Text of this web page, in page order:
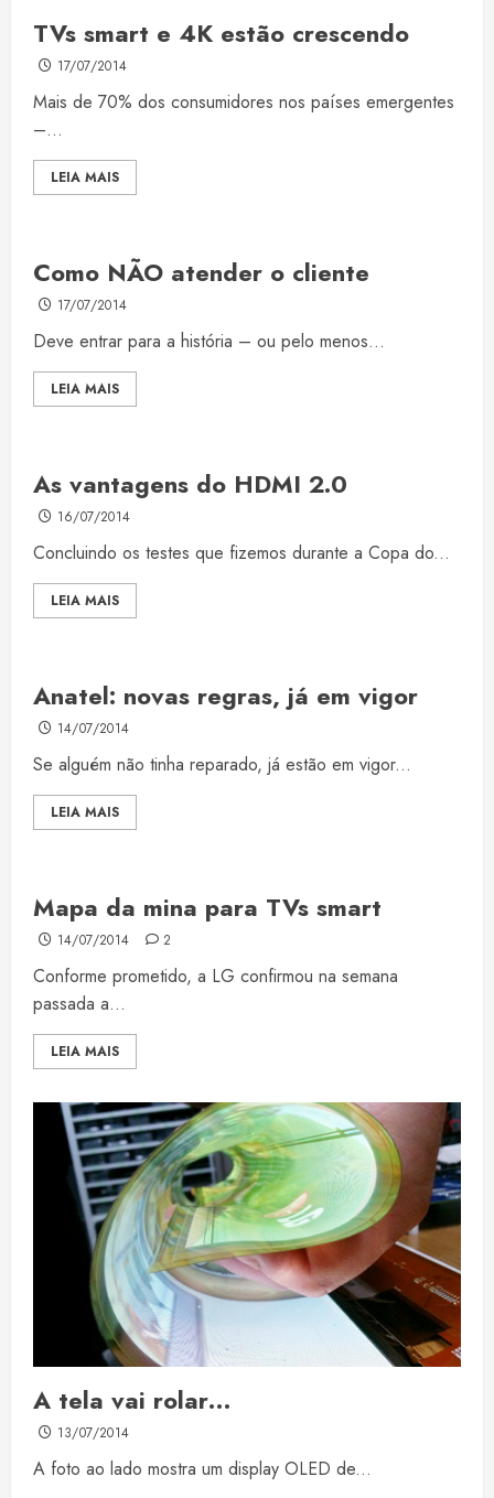
TVs smart e 4K estão crescendo
17/07/2014
Mais de 70% dos consumidores nos países emergentes
–...
LEIA MAIS
Como NÃO atender o cliente
17/07/2014
Deve entrar para a história – ou pelo menos...
LEIA MAIS
As vantagens do HDMI 2.0
16/07/2014
Concluindo os testes que fizemos durante a Copa do...
LEIA MAIS
Anatel: novas regras, já em vigor
14/07/2014
Se alguém não tinha reparado, já estão em vigor...
LEIA MAIS
Mapa da mina para TVs smart
14/07/2014 2
Conforme prometido, a LG confirmou na semana
passada a...
LEIA MAIS
A tela vai rolar…
13/07/2014
A foto ao lado mostra um display OLED de...